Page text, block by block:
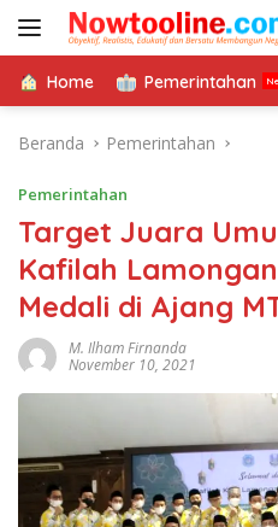
Langsung
Home Pemerintahan
Beranda Pemerintahan
Pemerintahan
Target Juara
Kafilah
Medali di Ajang
M. Ilham Firnanda
November 10, 2021